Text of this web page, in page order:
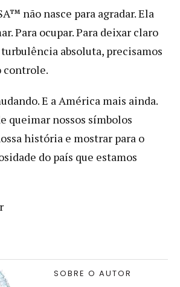
não nasce para agradar. Ela
Para ocupar. Para deixar claro
absoluta, precisamos
controle.
E a América mais ainda.
queimar nossos símbolos
história e mostrar para o
do país que estamos
SOBRE O AUTOR